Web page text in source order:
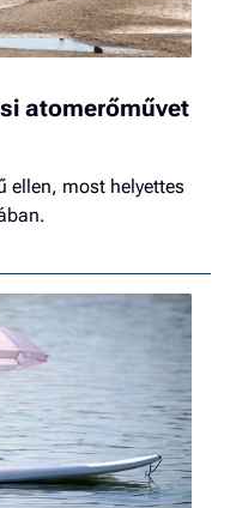
atomerőművet
ellen, most helyettes